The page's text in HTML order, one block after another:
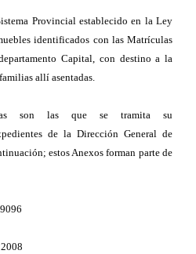
Provincial establecido en la Ley
identificados con las Matrículas
Capital, con destino a la
allí asentadas.
son las que se tramita su
de la Dirección General de
estos Anexos forman parte de